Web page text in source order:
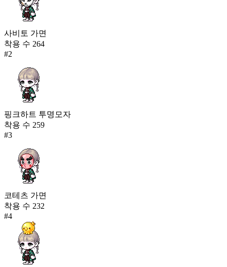
사비토 가면
착용 수 264
#2
핑크하트 투명모자
착용 수 259
#3
코테츠 가면
착용 수 232
#4